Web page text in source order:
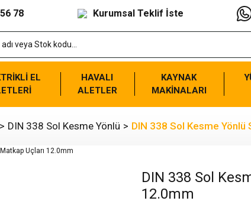
78 Kurumsal Teklif İste
EL
HAVALI
ALETLER
KAYNAK
MAKİNALARI
DIN 338 Sol Kesme Yönlü DIN 338 Sol Kesme Yönlü
DIN 338 Sol
12.0mm